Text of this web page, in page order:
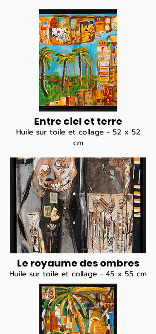
Entre ciel et terre
Huile sur toile et collage - 52 x 52
cm
Le royaume des ombres
Huile sur toile et collage - 45 x 55 cm